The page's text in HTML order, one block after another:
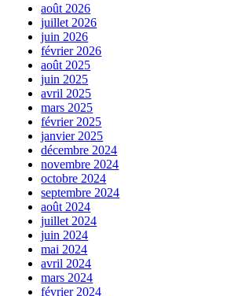
août 2026
juillet 2026
juin 2026
février 2026
août 2025
juin 2025
avril 2025
mars 2025
février 2025
janvier 2025
décembre 2024
novembre 2024
octobre 2024
septembre 2024
août 2024
juillet 2024
juin 2024
mai 2024
avril 2024
mars 2024
février 2024